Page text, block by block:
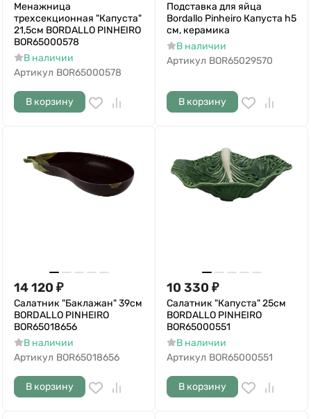
Менажница
трехсекционная "Капуста"
21,5см BORDALLO PINHEIRO
BOR65000578
В наличии
Артикул BOR65000578
В корзину
Подставка для яйца
Bordallo Pinheiro Капуста h5
см, керамика
В наличии
Артикул BOR65029570
В корзину
14 120 ₽
Салатник "Баклажан" 39см
BORDALLO PINHEIRO
BOR65018656
В наличии
Артикул BOR65018656
В корзину
10 330 ₽
Салатник "Капуста" 25см
BORDALLO PINHEIRO
BOR65000551
В наличии
Артикул BOR65000551
В корзину